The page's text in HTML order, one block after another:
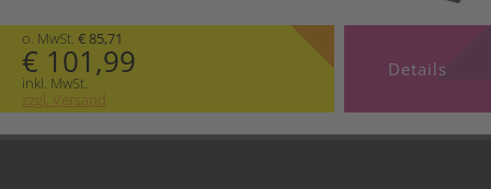
o. MwSt. € 85,71
€ 101,99
inkl. MwSt.
zzgl. Versand
Details